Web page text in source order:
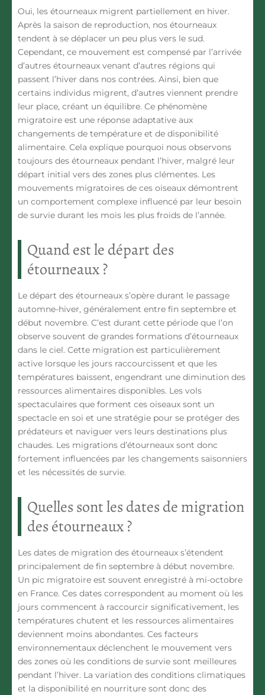
Oui, les étourneaux migrent partiellement en hiver.
Après la saison de reproduction, nos étourneaux
tendent à se déplacer un peu plus vers le sud.
Cependant, ce mouvement est compensé par l’arrivée
d’autres étourneaux venant d’autres régions qui
passent l’hiver dans nos contrées. Ainsi, bien que
certains individus migrent, d’autres viennent prendre
leur place, créant un équilibre. Ce phénomène
migratoire est une réponse adaptative aux
changements de température et de disponibilité
alimentaire. Cela explique pourquoi nous observons
toujours des étourneaux pendant l’hiver, malgré leur
départ initial vers des zones plus clémentes. Les
mouvements migratoires de ces oiseaux démontrent
un comportement complexe influencé par leur besoin
de survie durant les mois les plus froids de l’année.
Quand est le départ des
étourneaux ?
Le départ des étourneaux s’opère durant le passage
automne-hiver, généralement entre fin septembre et
début novembre. C’est durant cette période que l’on
observe souvent de grandes formations d’étourneaux
dans le ciel. Cette migration est particulièrement
active lorsque les jours raccourcissent et que les
températures baissent, engendrant une diminution des
ressources alimentaires disponibles. Les vols
spectaculaires que forment ces oiseaux sont un
spectacle en soi et une stratégie pour se protéger des
prédateurs et naviguer vers leurs destinations plus
chaudes. Les migrations d’étourneaux sont donc
fortement influencées par les changements saisonniers
et les nécessités de survie.
Quelles sont les dates de migration
des étourneaux ?
Les dates de migration des étourneaux s’étendent
principalement de fin septembre à début novembre.
Un pic migratoire est souvent enregistré à mi-octobre
en France. Ces dates correspondent au moment où les
jours commencent à raccourcir significativement, les
températures chutent et les ressources alimentaires
deviennent moins abondantes. Ces facteurs
environnementaux déclenchent le mouvement vers
des zones où les conditions de survie sont meilleures
pendant l’hiver. La variation des conditions climatiques
et la disponibilité en nourriture sont donc des